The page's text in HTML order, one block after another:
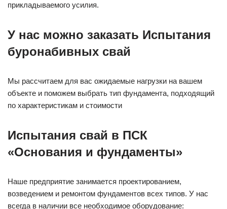
прикладываемого усилия.
У нас можно заказать Испытания
буронабивных свай
Мы рассчитаем для вас ожидаемые нагрузки на вашем
объекте и поможем выбрать тип фундамента, подходящий
по характеристикам и стоимости
Испытания свай в ПСК
«Основания и фундаменты»
Наше предприятие занимается проектированием,
возведением и ремонтом фундаментов всех типов. У нас
всегда в наличии все необходимое оборудование: